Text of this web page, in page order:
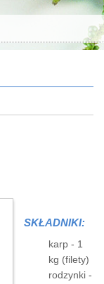
SKŁADNIKI:
karp - 1
kg (filety)
rodzynki -